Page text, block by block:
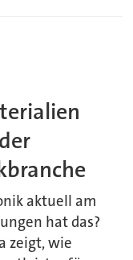
aktuell am
hat das?
zeigt, wie